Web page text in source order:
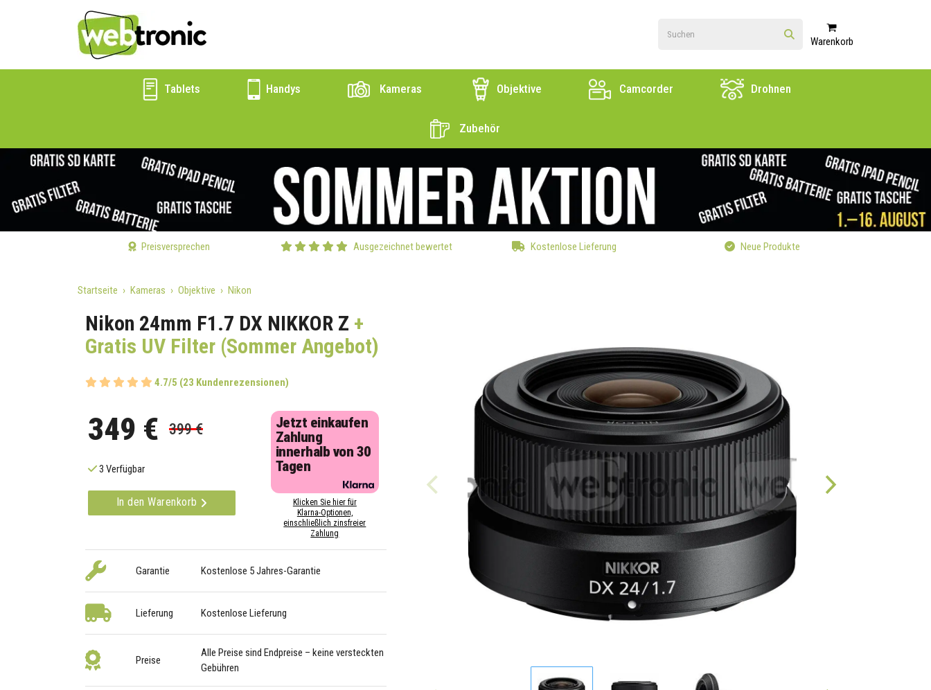
Warenkorb
Tablets Handys Kameras Objektive Camcorder Drohnen
Zubehör
Preisversprechen Ausgezeichnet bewertet Kostenlose Lieferung Neue Produkte
Startseite Kameras Objektive Nikon
Nikon 24mm F1.7 DX NIKKOR Z +
Gratis UV Filter (Sommer Angebot)
4.7/5 (23 Kundenrezensionen)
349 € 399 €
3 Verfügbar
In den Warenkorb
Jetzt einkaufen
Zahlung
innerhalb von 30
Tagen
Klicken Sie hier für
Klarna-Optionen,
einschließlich zinsfreier
Zahlung
Garantie Kostenlose 5 Jahres-Garantie
Lieferung Kostenlose Lieferung
Preise
Alle Preise sind Endpreise – keine versteckten
Gebühren